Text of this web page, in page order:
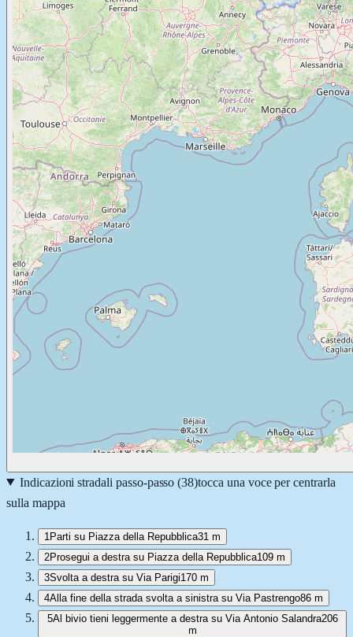
Indicazioni stradali passo-passo (38)tocca una voce per centrarla
sulla mappa
1 Parti su Piazza della Repubblica31 m
2Prosegui a destra su Piazza della Repubblica109 m
3Svolta a destra su Via Parigi170 m
4Alla fine della strada svolta a sinistra su Via Pastrengo86 m
5Al bivio tieni leggermente a destra su Via Antonio Salandra206
m